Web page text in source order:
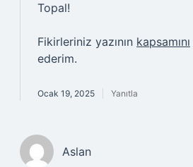
Topal!
Fikirleriniz yazının kapsamını
ederim.
Ocak 19, 2025 Yanıtla
Aslan